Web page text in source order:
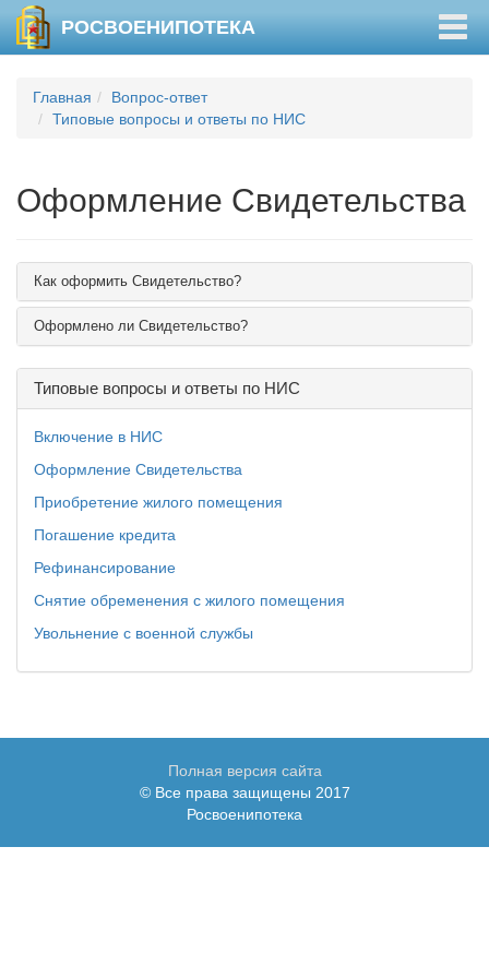
РОСВОЕНИПОТЕКА
Главная
Вопрос-ответ
Типовые вопросы и ответы по НИС
Оформление Свидетельства
Как оформить Свидетельство?
Оформлено ли Свидетельство?
Типовые вопросы и ответы по НИС
Включение в НИС
Оформление Свидетельства
Приобретение жилого помещения
Погашение кредита
Рефинансирование
Снятие обременения с жилого помещения
Увольнение с военной службы
Полная версия сайта
© Все права защищены 2017
Росвоенипотека